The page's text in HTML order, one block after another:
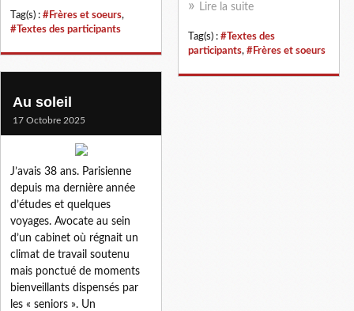
Tag(s) : #Frères et soeurs,
#Textes des participants
Lire la suite
Tag(s) : #Textes des
participants, #Frères et soeurs
Au soleil
17 Octobre 2025
J’avais 38 ans. Parisienne
depuis ma dernière année
d’études et quelques
voyages. Avocate au sein
d’un cabinet où régnait un
climat de travail soutenu
mais ponctué de moments
bienveillants dispensés par
les « seniors ». Un